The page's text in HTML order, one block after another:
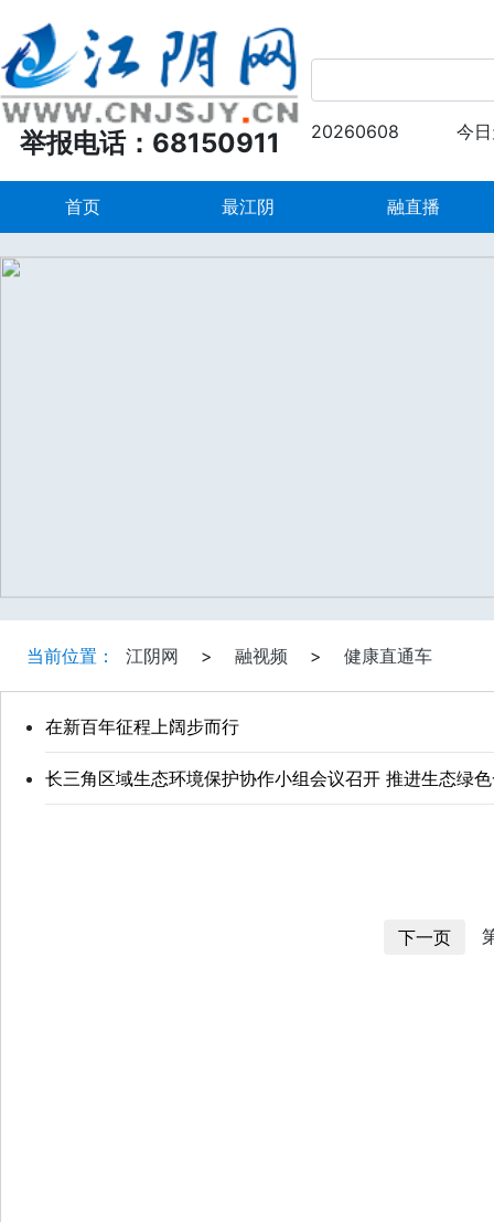
举报电话：68150911 20260608 今
首页 最江阴 融直播
当前位置： 江阴网 > 融视频 > 健康直通车
在新百年征程上阔步而行
长三角区域生态环境保护协作小组会议召开 推进生态绿
下一页